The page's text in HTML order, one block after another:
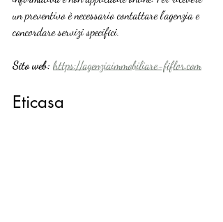
un preventivo è necessario contattare l’agenzia e
concordare servizi specifici.
Sito web: https://agenziaimmobiliare-fiflor.com
Eticasa